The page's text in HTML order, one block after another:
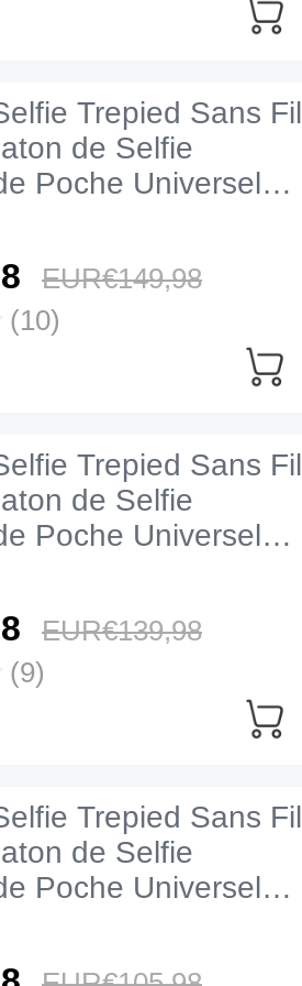
Trepied Sans Fil
de Selfie
Poche Universel
EUR€149,98
(10)
Trepied Sans Fil
de Selfie
Poche Universel
EUR€139,98
(9)
Trepied Sans Fil
de Selfie
Poche Universel